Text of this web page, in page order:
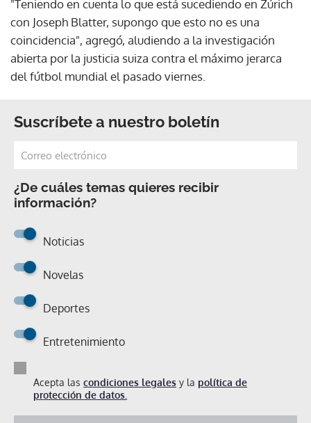
"Teniendo en cuenta lo que está sucediendo en Zúrich
con Joseph Blatter, supongo que esto no es una
coincidencia", agregó, aludiendo a la investigación
abierta por la justicia suiza contra el máximo jerarca
del fútbol mundial el pasado viernes.
Suscríbete a nuestro boletín
¿De cuáles temas quieres recibir
información?
Noticias
Novelas
Deportes
Entretenimiento
Acepta las condiciones legales y la política de
protección de datos.